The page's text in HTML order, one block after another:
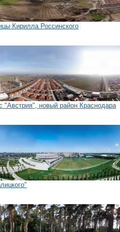
Кирилла Россинского
"Австрия", новый район Краснодара